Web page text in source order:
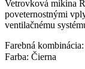
Vetrovková mikina
poveternostnými
ventilačnému
Farebná
Farba: Čierna